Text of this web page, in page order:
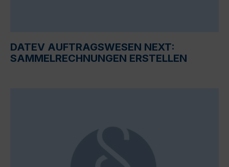
DATEV AUFTRAGSWESEN NEXT:
SAMMELRECHNUNGEN ERSTELLEN